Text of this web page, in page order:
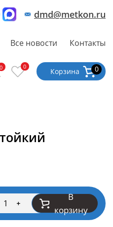
dmd@metkon.ru
Все новости Контакты
0 0 Корзина 0
В
корзину